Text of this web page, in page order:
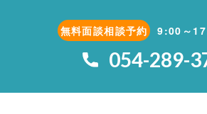
無料面談相談予約 9:00～
054-289-